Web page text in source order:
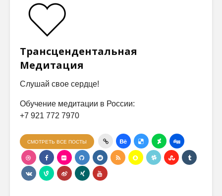
Трансцендентальная
Медитация
Слушай свое сердце!
Обучение медитации в России:
+7 921 772 7970
СМОТРЕТЬ ВСЕ ПОСТЫ